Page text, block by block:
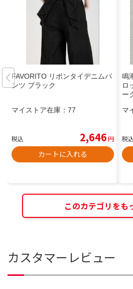
FAVORITO リボンタイデニムパ
ンツ ブラック
マイストア在庫： 77
税込 2,646円
カートに入れる
鳴
ロ
ー
マ
税込
このカテゴリをも
カスタマーレビュー